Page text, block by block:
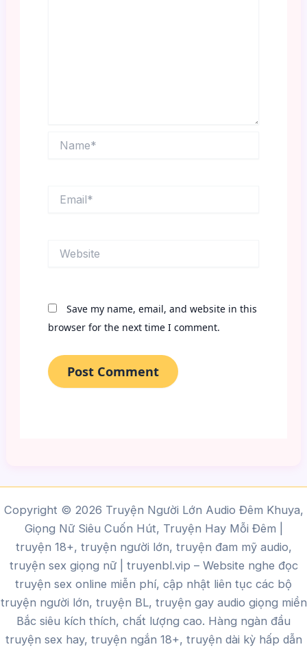
Save my name, email, and website in this
browser for the next time I comment.
Copyright © 2026 Truyện Người Lớn Audio Đêm Khuya,
Giọng Nữ Siêu Cuốn Hút, Truyện Hay Mỗi Đêm |
truyện 18+, truyện người lớn, truyện đam mỹ audio,
truyện sex giọng nữ | truyenbl.vip – Website nghe đọc
truyện sex online miễn phí, cập nhật liên tục các bộ
truyện người lớn, truyện BL, truyện gay audio giọng miền
Bắc siêu kích thích, chất lượng cao. Hàng ngàn đầu
truyện sex hay, truyện ngắn 18+, truyện dài kỳ hấp dẫn